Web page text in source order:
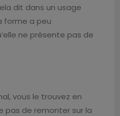
dit dans un usage
forme a peu
ne présente pas de
vous le trouvez en
pas de remonter sur la